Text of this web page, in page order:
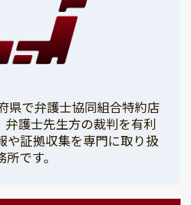
県で弁護士協同組合特約店
弁護士先生方の裁判を有利
や証拠収集を専門に取り扱
です。